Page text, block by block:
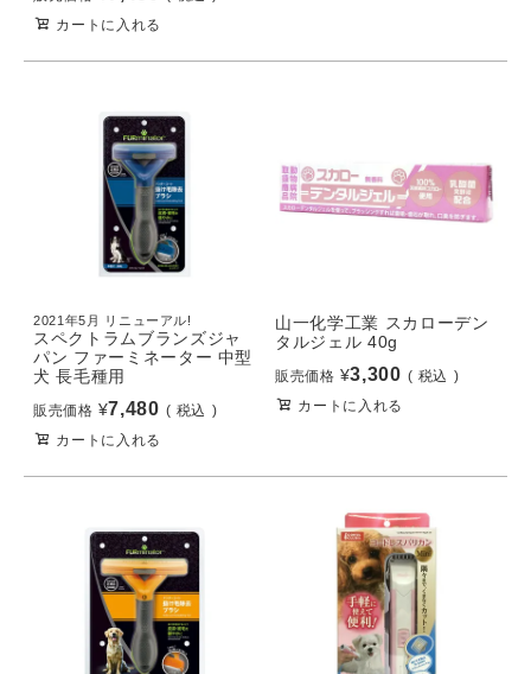
カートに入れる
2021年5月 リニューアル!
スペクトラムブランズジャ
パン ファーミネーター 中型
犬 長毛種用
販売価格 ¥7,480
税込
カートに入れる
山一化学工業 スカローデン
タルジェル 40g
販売価格 ¥3,300
税込
カートに入れる